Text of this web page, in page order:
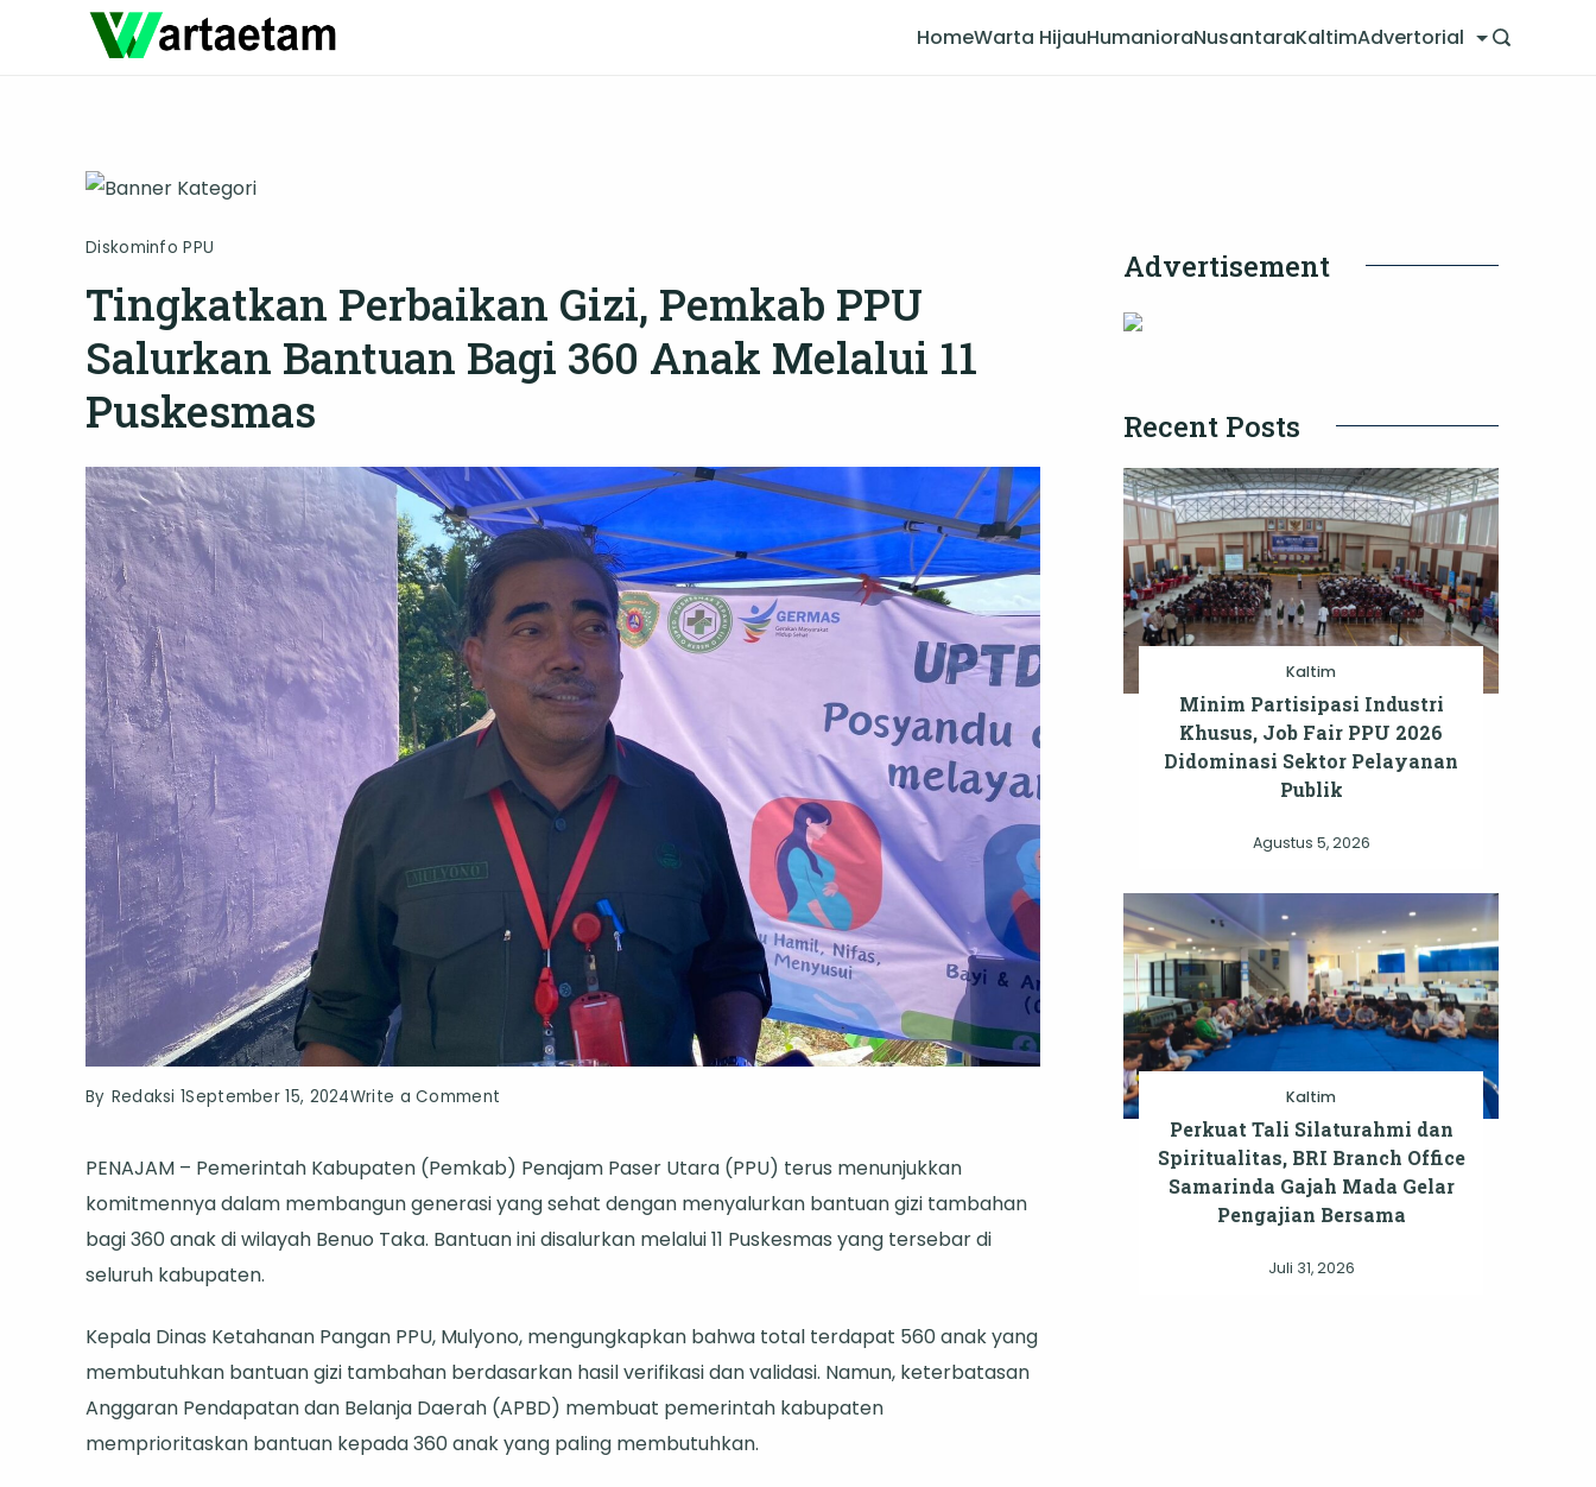
HomeWarta HijauHumanioraNusantaraKaltimAdvertorial
Diskominfo PPU
Tingkatkan Perbaikan Gizi, Pemkab PPU
Salurkan Bantuan Bagi 360 Anak Melalui 11
Puskesmas
By Redaksi 1September 15, 2024Write a Comment
Perbaikan
Gizi,
Pemkab
Bantuan
Bagi
360
Anak
PENAJAM – Pemerintah Kabupaten (Pemkab) Penajam Paser Utara (PPU) terus menunjukkan
komitmennya dalam membangun generasi yang sehat dengan menyalurkan bantuan gizi tambahan
bagi 360 anak di wilayah Benuo Taka. Bantuan ini disalurkan melalui 11 Puskesmas yang tersebar di
seluruh kabupaten.
Kepala Dinas Ketahanan Pangan PPU, Mulyono, mengungkapkan bahwa total terdapat 560 anak yang
membutuhkan bantuan gizi tambahan berdasarkan hasil verifikasi dan validasi. Namun, keterbatasan
Anggaran Pendapatan dan Belanja Daerah (APBD) membuat pemerintah kabupaten
memprioritaskan bantuan kepada 360 anak yang paling membutuhkan.
Advertisement
Recent Posts
Kaltim
Minim Partisipasi Industri
Khusus, Job Fair PPU 2026
Didominasi Sektor Pelayanan
Publik
Agustus 5, 2026
Kaltim
Perkuat Tali Silaturahmi dan
Spiritualitas, BRI Branch Office
Samarinda Gajah Mada Gelar
Pengajian Bersama
Juli 31, 2026